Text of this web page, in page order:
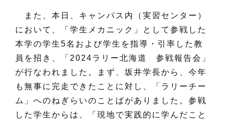
また、本日、キャンパス内（実習センター）
において、「学生メカニック」として参戦した
本学の学生5名および学生を指導・引率した教
員を招き、「2024ラリー北海道 参戦報告会」
が行なわれました。まず、坂井学長から、今年
も無事に完走できたことに対し、「ラリーチー
ム」へのねぎらいのことばがありました。参戦
した学生からは、「現地で実践的に学んだこと